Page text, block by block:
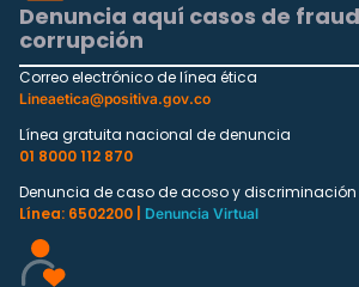
Denuncia aquí casos de
corrupción
Correo electrónico de línea ética
Lineaetica@positiva.gov.co
Línea gratuita nacional de denuncia
01 8000 112 870
Denuncia de caso de acoso y discriminación
Línea: 6502200 |
Denuncia Virtual